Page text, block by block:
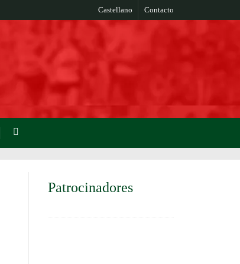
Castellano Contacto
Patrocinadores